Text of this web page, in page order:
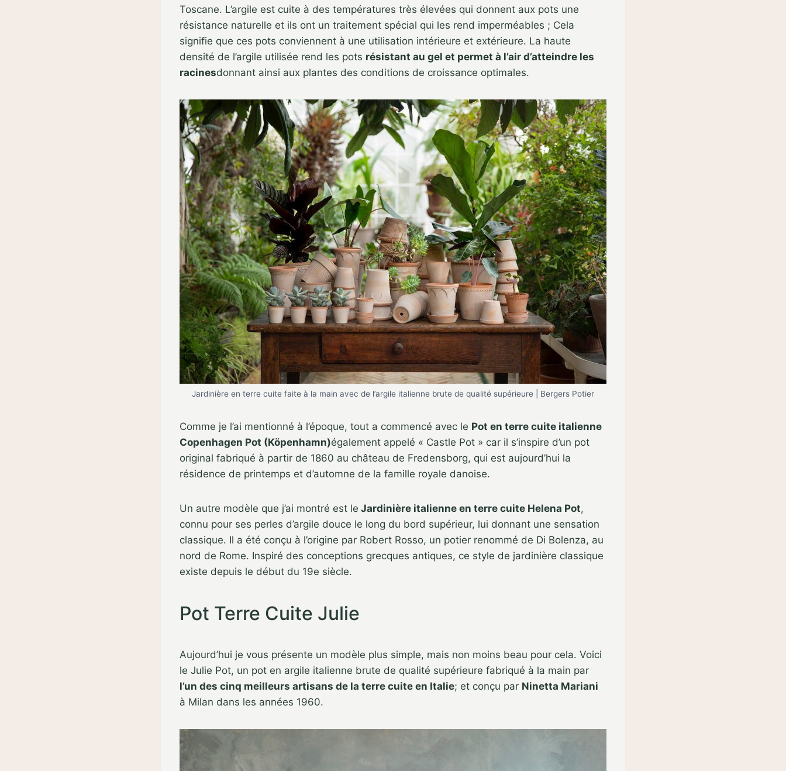
Toscane. L’argile est cuite à des températures très élevées qui donnent aux pots une
résistance naturelle et ils ont un traitement spécial qui les rend imperméables ; Cela
signifie que ces pots conviennent à une utilisation intérieure et extérieure. La haute
densité de l’argile utilisée rend les pots résistant au gel et permet à l’air d’atteindre les
racinesdonnant ainsi aux plantes des conditions de croissance optimales.
Jardinière en terre cuite faite à la main avec de l’argile italienne brute de qualité supérieure | Bergers Potier
Comme je l’ai mentionné à l’époque, tout a commencé avec le Pot en terre cuite italienne
Copenhagen Pot (Köpenhamn)également appelé « Castle Pot » car il s’inspire d’un pot
original fabriqué à partir de 1860 au château de Fredensborg, qui est aujourd’hui la
résidence de printemps et d’automne de la famille royale danoise.
Un autre modèle que j’ai montré est le Jardinière italienne en terre cuite Helena Pot,
connu pour ses perles d’argile douce le long du bord supérieur, lui donnant une sensation
classique. Il a été conçu à l’origine par Robert Rosso, un potier renommé de Di Bolenza, au
nord de Rome. Inspiré des conceptions grecques antiques, ce style de jardinière classique
existe depuis le début du 19e siècle.
Pot Terre Cuite Julie
Aujourd’hui je vous présente un modèle plus simple, mais non moins beau pour cela. Voici
le Julie Pot, un pot en argile italienne brute de qualité supérieure fabriqué à la main par
l’un des cinq meilleurs artisans de la terre cuite en Italie; et conçu par Ninetta Mariani
à Milan dans les années 1960.